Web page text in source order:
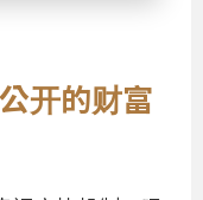
开的财富